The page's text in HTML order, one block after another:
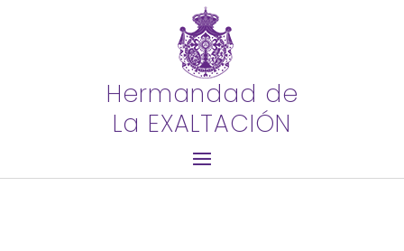
Hermandad de
La EXALTACIÓN